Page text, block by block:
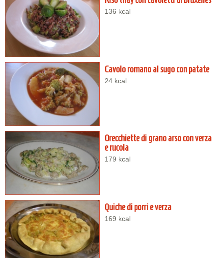
136 kcal
Cavolo romano al sugo con patate
24 kcal
Orecchiette di grano arso con verza
e rucola
179 kcal
Quiche di porri e verza
169 kcal